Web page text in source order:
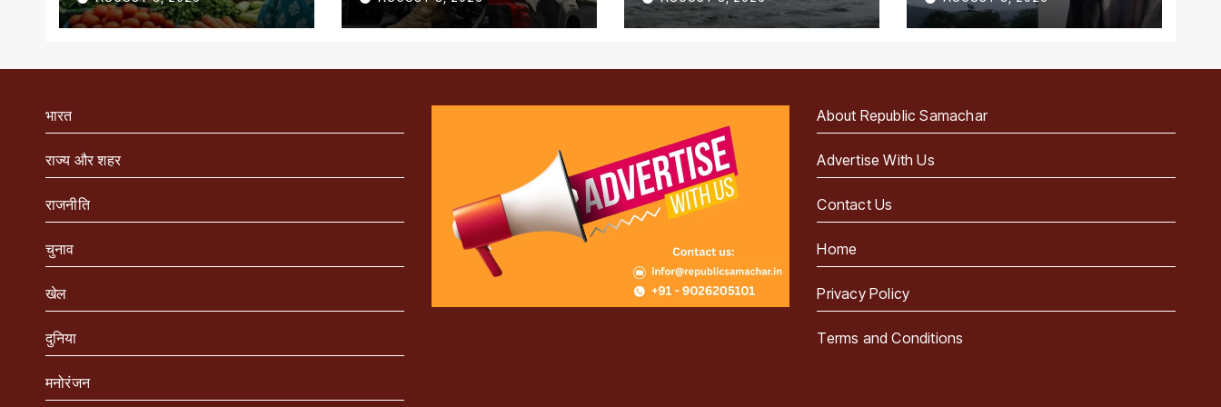
भारत
राज्य और शहर
राजनीति
चुनाव
खेल
दुनिया
मनोरंजन
About Republic Samachar
Advertise With Us
Contact Us
Home
Privacy Policy
Terms and Conditions